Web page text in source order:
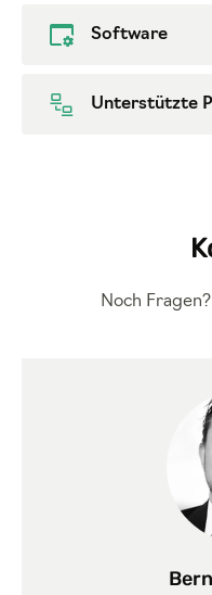
Software
Unterstützte
Noch